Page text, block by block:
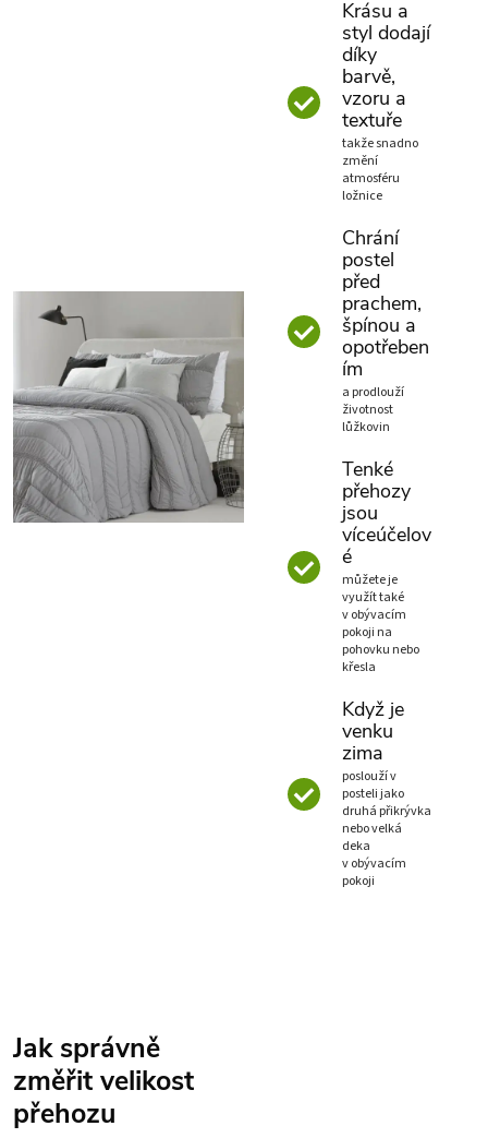
Krásu a
styl dodají
díky
barvě,
vzoru a
textuře
takže snadno
změní
atmosféru
ložnice
Chrání
postel
před
prachem,
špínou a
opotřeben
ím
a prodlouží
životnost
lůžkovin
Tenké
přehozy
jsou
víceúčelov
é
můžete je
využít také
v obývacím
pokoji na
pohovku nebo
křesla
Když je
venku
zima
poslouží v
posteli jako
druhá přikrývka
nebo velká
deka
v obývacím
pokoji
Jak správně
změřit velikost
přehozu